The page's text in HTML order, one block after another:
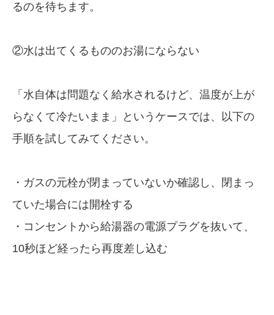
るのを待ちます。
②水は出てくるもののお湯にならない
「水自体は問題なく給水されるけど、温度が上が
らなくて冷たいまま」というケースでは、以下の
手順を試してみてください。
・ガスの元栓が閉まっていないか確認し、閉まっ
ていた場合には開栓する
・コンセントから給湯器の電源プラグを抜いて、
10秒ほど経ったら再度差し込む